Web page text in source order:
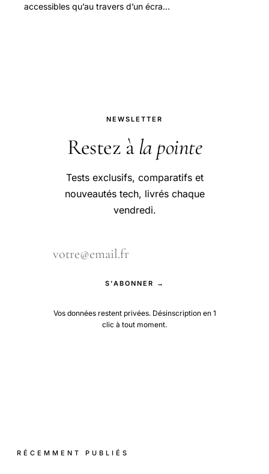
accessibles qu’au travers d’un écran.
NEWSLETTER
Restez à la pointe
Tests exclusifs, comparatifs et
nouveautés tech, livrés chaque
vendredi.
S'ABONNER →
Vos données restent privées. Désinscription en 1
clic à tout moment.
RÉCEMMENT PUBLIÉS